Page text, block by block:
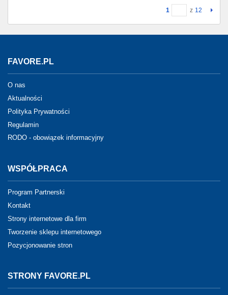
1 z 12
FAVORE.PL
O nas
Aktualności
Polityka Prywatności
Regulamin
RODO - obowiązek informacyjny
WSPÓŁPRACA
Program Partnerski
Kontakt
Strony internetowe dla firm
Tworzenie sklepu internetowego
Pozycjonowanie stron
STRONY FAVORE.PL